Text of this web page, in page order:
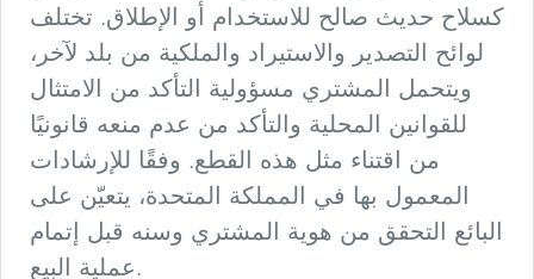
كسلاح حديث صالح للاستخدام أو الإطلاق. تختلف
لوائح التصدير والاستيراد والملكية من بلد لآخر،
ويتحمل المشتري مسؤولية التأكد من الامتثال
للقوانين المحلية والتأكد من عدم منعه قانونيًا
من اقتناء مثل هذه القطع. وفقًا للإرشادات
المعمول بها في المملكة المتحدة، يتعيّن على
البائع التحقق من هوية المشتري وسنه قبل إتمام
عملية البيع.